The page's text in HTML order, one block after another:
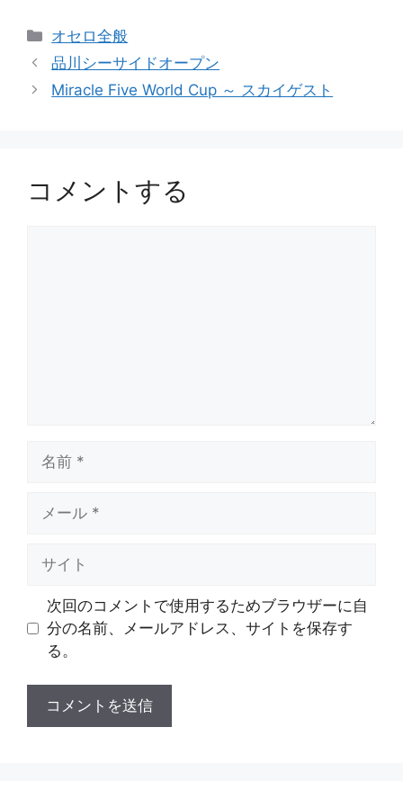
カ
テ
リ
オセロ全般
品川シーサイドオープン
Miracle Five World Cup ～ スカイゲスト
コメントする
次回のコメントで使用するためブラウザーに自
分の名前、メールアドレス、サイトを保存す
る。